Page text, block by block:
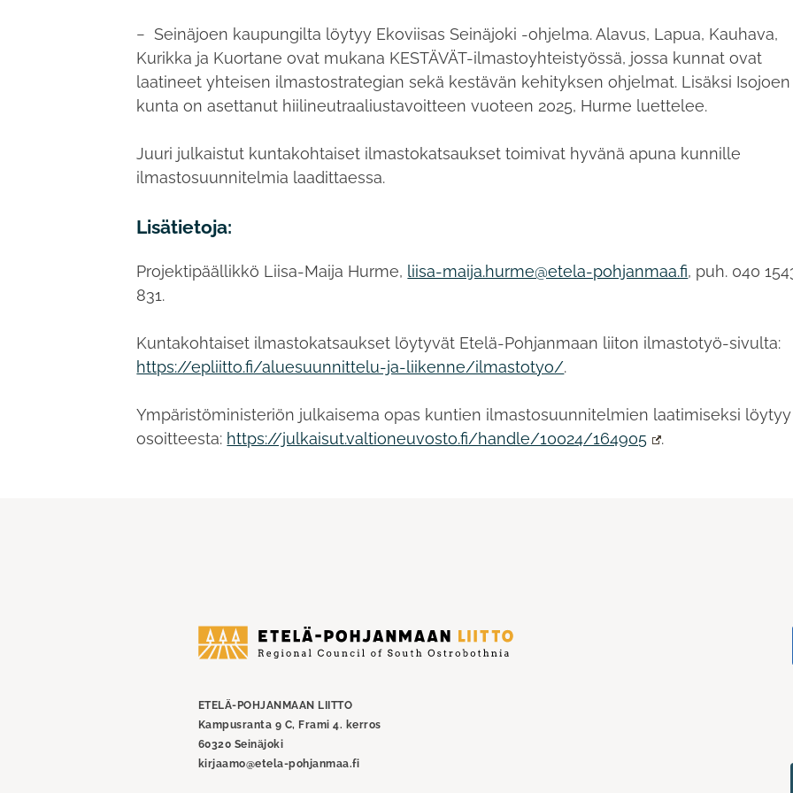
− Seinäjoen kaupungilta löytyy Ekoviisas Seinäjoki -ohjelma. Alavus, Lapua, Kauhava,
Kurikka ja Kuortane ovat mukana KESTÄVÄT-ilmastoyhteistyössä, jossa kunnat ovat
laatineet yhteisen ilmastostrategian sekä kestävän kehityksen ohjelmat. Lisäksi Isojoen
kunta on asettanut hiilineutraaliustavoitteen vuoteen 2025, Hurme luettelee.
Juuri julkaistut kuntakohtaiset ilmastokatsaukset toimivat hyvänä apuna kunnille
ilmastosuunnitelmia laadittaessa.
Lisätietoja:
Projektipäällikkö Liisa-Maija Hurme, liisa-maija.hurme@etela-pohjanmaa.fi, puh. 040
831.
Kuntakohtaiset ilmastokatsaukset löytyvät Etelä-Pohjanmaan liiton ilmastotyö-sivulta:
https://epliitto.fi/aluesuunnittelu-ja-liikenne/ilmastotyo/.
Ympäristöministeriön julkaisema opas kuntien ilmastosuunnitelmien laatimiseksi löytyy
osoitteesta: https://julkaisut.valtioneuvosto.fi/handle/10024/164905 .
Etelä-
Pohjanmaan
ETELÄ-POHJANMAAN LIITTO
Kampusranta 9 C, Frami 4. kerros
60320 Seinäjoki
kirjaamo@etela-pohjanmaa.fi